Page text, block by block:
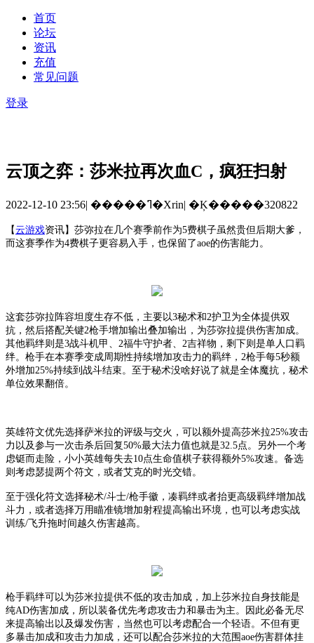
首页
论坛
资讯
充值
常见问题
登录
云顶之弈：莎米拉再次血C，疯狂扫射
2022-12-10 23:56| �����ߣ�Xrin| �Ķ�����320822
【云游戏资讯】 莎弥拉在几个赛季前作为5费棋子虽然贵但后期大爹，
而这赛季作为4费棋子更容易入手，也保留了aoe的伤害能力。
这套莎弥拉阵容坦度生存不低，主要以3秘术和2护卫为全体提供双
抗，然后搭配关键2枪手增加输出叠加输出，为莎弥拉提供伤害加成。
其他羁绊则是3战斗机甲、2福牛守护者、2吉祥物，剩下则是单人口羁
绊。枪手在本赛季变成周期性持续增加攻击力的羁绊，2枪手每5秒额
外增加25%持续到战斗结束。至于秘术没啥好说了就是全体魔抗，秘术
单位效果翻倍。
英雄符文优先选择萨米拉的评级与交火，可以额外提高莎米拉25%攻击
力以及参与一次击杀后回复50%最大法力值也就是32.5点。另外一个考
虑铤而走险，小小英雄每失去10点生命值棋子获得额外5%攻速。备选
则考虑瑟提两个符文，或者艾克的时光交错。
至于强化符文选择秘术/斗士/枪手徽，凑羁绊或者抬更高级羁绊增加战
斗力，或者选择万用瞄准镜增加射程提高输出环境，也可以考虑实战
训练/飞升拖时间越久伤害越高。
枪手羁绊可以为莎米拉提供不低的攻击加成，加上莎米拉自身技能是
纯AD伤害加成，所以装备优先考虑攻击力和暴击为主。因此必备无尽
来提高输出以及爆发伤害，当然也可以考虑配合一个轻语。不但有更
多暴击加成和攻击力加成，还可以配合莎米拉的大范围aoe伤害群体挂